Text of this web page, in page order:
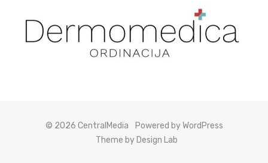
© 2026 CentralMedia
Powered by WordPress
Theme by Design Lab